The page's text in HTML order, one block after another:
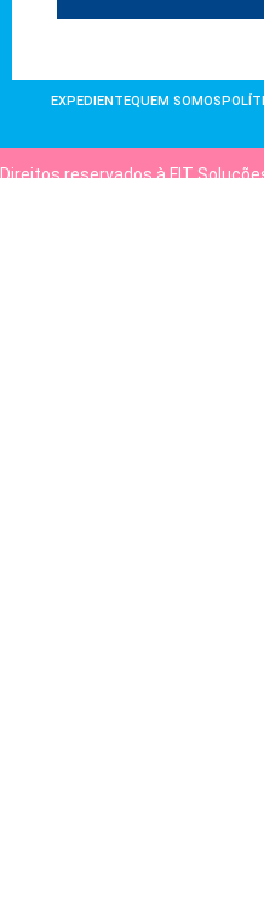
EXPEDIENTEQUEM SOMOS
Direitos reservados à FIT